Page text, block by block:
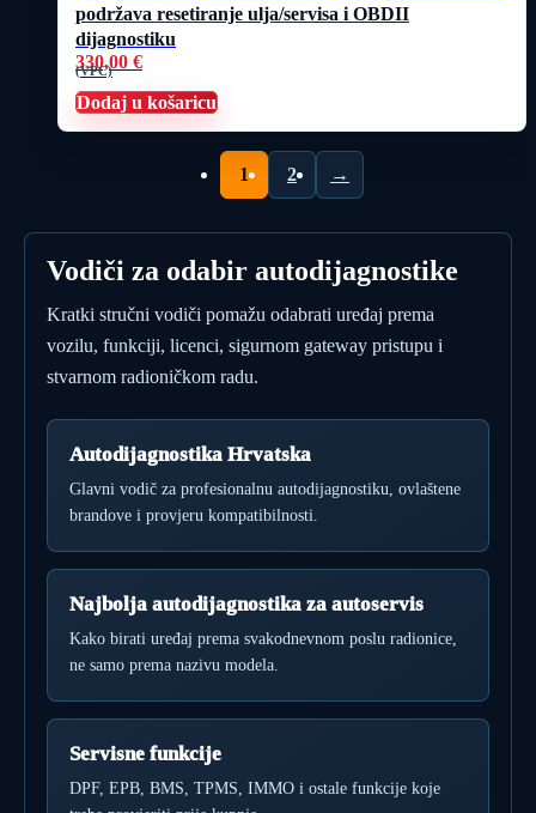
podržava resetiranje ulja/servisa i OBDII
dijagnostiku
330,00 €
(VPC)
Dodaj u košaricu
1 2 →
Vodiči za odabir autodijagnostike
Kratki stručni vodiči pomažu odabrati uređaj prema
vozilu, funkciji, licenci, sigurnom gateway pristupu i
stvarnom radioničkom radu.
Autodijagnostika Hrvatska
Glavni vodič za profesionalnu autodijagnostiku, ovlaštene
brandove i provjeru kompatibilnosti.
Najbolja autodijagnostika za autoservis
Kako birati uređaj prema svakodnevnom poslu radionice,
ne samo prema nazivu modela.
Servisne funkcije
DPF, EPB, BMS, TPMS, IMMO i ostale funkcije koje